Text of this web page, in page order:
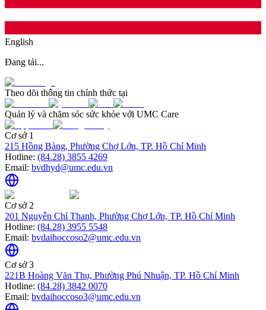
English
Đang tải...
Theo dõi thông tin chính thức tại
Quản lý và chăm sóc sức khỏe với UMC Care
Cơ sở 1
215 Hồng Bàng, Phường Chợ Lớn, TP. Hồ Chí Minh
Hotline: (84.28) 3855 4269
Email: bvdhyd@umc.edu.vn
Cơ sở 2
201 Nguyễn Chí Thanh, Phường Chợ Lớn, TP. Hồ Chí Minh
Hotline: (84.28) 3955 5548
Email: bvdaihoccoso2@umc.edu.vn
Cơ sở 3
221B Hoàng Văn Thụ, Phường Phú Nhuận, TP. Hồ Chí Minh
Hotline: (84.28) 3842 0070
Email: bvdaihoccoso3@umc.edu.vn